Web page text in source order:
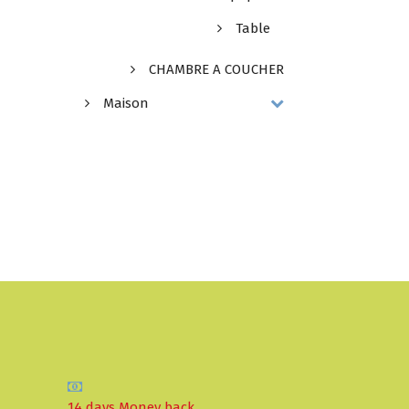
Table
CHAMBRE A COUCHER
Maison